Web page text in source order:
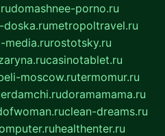
domashnee-porno.ru
doska.rumetropoltravel.ru
media.rurostotsky.ru
casinotablet.ru
moscow.rutermomur.ru
erdamchi.rudoramamama.ru
clean-dreams.ru
healthenter.ru